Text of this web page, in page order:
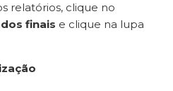
relatórios, clique no
finais e clique na lupa